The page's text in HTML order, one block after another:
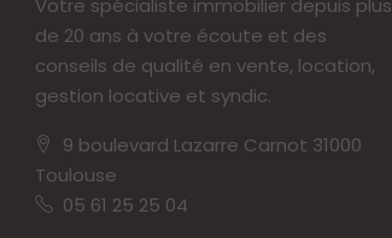
Votre spécialiste immobilier depuis plus
de 20 ans à votre écoute et des
conseils de qualité en vente, location,
gestion locative et syndic.
9 boulevard Lazarre Carnot 31000
Toulouse
05 61 25 25 04